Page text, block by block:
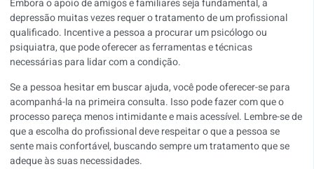
Embora o apoio de amigos e familiares seja fundamental, a
depressão muitas vezes requer o tratamento de um profissional
qualificado. Incentive a pessoa a procurar um psicólogo ou
psiquiatra, que pode oferecer as ferramentas e técnicas
necessárias para lidar com a condição.
Se a pessoa hesitar em buscar ajuda, você pode oferecer-se para
acompanhá-la na primeira consulta. Isso pode fazer com que o
processo pareça menos intimidante e mais acessível. Lembre-se de
que a escolha do profissional deve respeitar o que a pessoa se
sente mais confortável, buscando sempre um tratamento que se
adeque às suas necessidades.